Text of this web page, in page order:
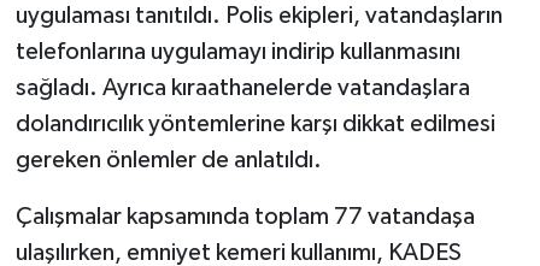
uygulaması tanıtıldı. Polis ekipleri, vatandaşların
telefonlarına uygulamayı indirip kullanmasını
sağladı. Ayrıca kıraathanelerde vatandaşlara
dolandırıcılık yöntemlerine karşı dikkat edilmesi
gereken önlemler de anlatıldı.
Çalışmalar kapsamında toplam 77 vatandaşa
ulaşılırken, emniyet kemeri kullanımı, KADES